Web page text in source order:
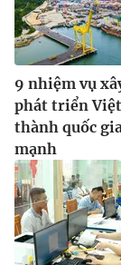
9 nhiệm vụ
phát triển
thành quốc
mạnh